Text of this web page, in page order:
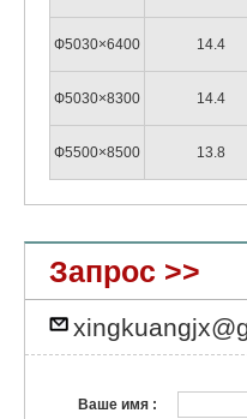
Ф5030×6400 14.4
Ф5030×8300 14.4
Ф5500×8500 13.8
Запрос >>
Ваше имя :